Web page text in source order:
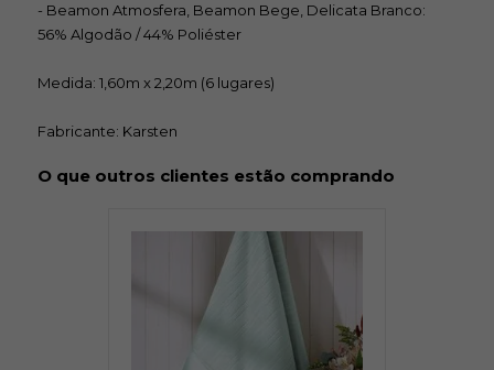
- Beamon Atmosfera, Beamon Bege, Delicata Branco:
56% Algodão / 44% Poliéster
Medida: 1,60m x 2,20m (6 lugares)
Fabricante: Karsten
O que outros clientes estão comprando